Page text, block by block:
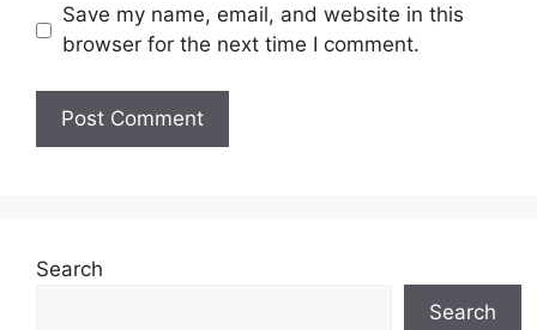
Save my name, email, and website in this
browser for the next time I comment.
Search
Search